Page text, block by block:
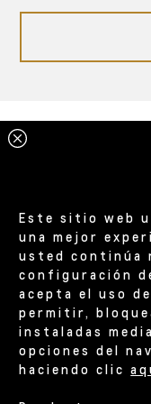
Este sitio web
una mejor
usted continúa
configuración
acepta el uso
permitir,
instaladas
opciones del
haciendo clic